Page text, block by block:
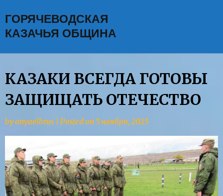
to
content
ГОРЯЧЕВОДСКАЯ
КАЗАЧЬЯ ОБЩИНА
КАЗАКИ ВСЕГДА ГОТОВЫ
ЗАЩИЩАТЬ ОТЕЧЕСТВО
byanyaelbrus Posted on5 ноября, 2025